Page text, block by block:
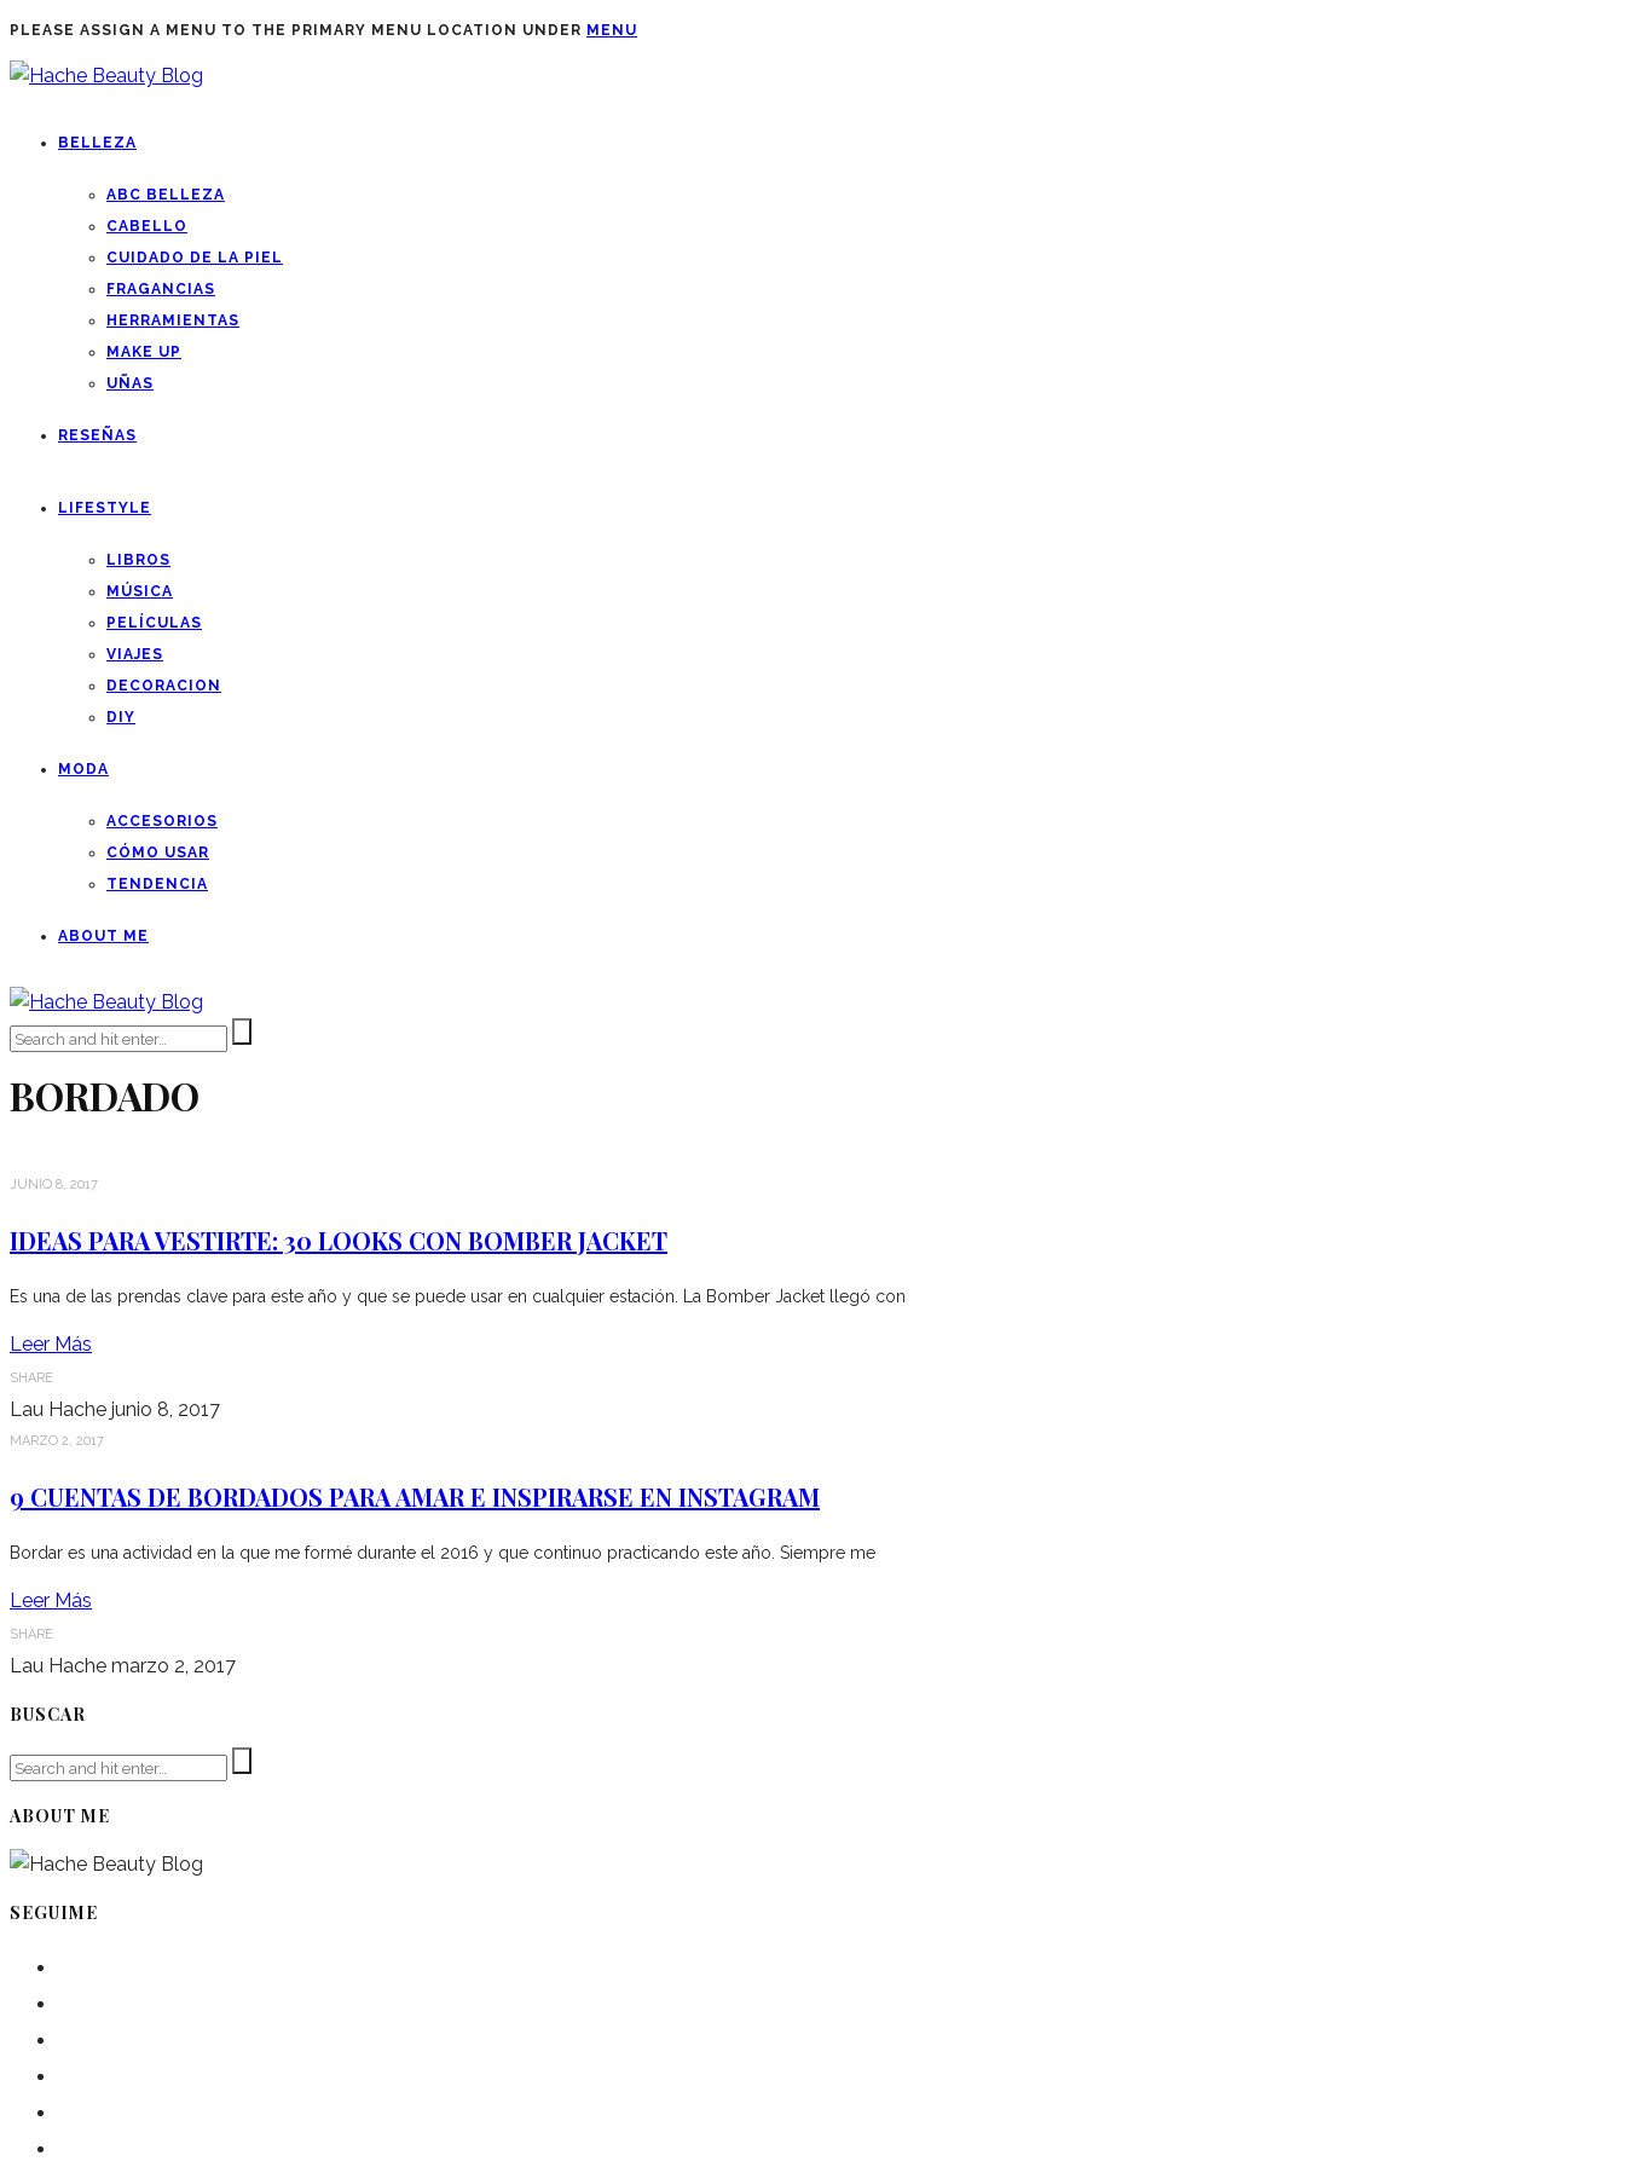
PLEASE ASSIGN A MENU TO THE PRIMARY MENU LOCATION UNDER MENU
BELLEZA
ABC BELLEZA
CABELLO
CUIDADO DE LA PIEL
FRAGANCIAS
HERRAMIENTAS
MAKE UP
UÑAS
RESEÑAS
LIFESTYLE
LIBROS
MÚSICA
PELÍCULAS
VIAJES
DECORACION
DIY
MODA
ACCESORIOS
CÓMO USAR
TENDENCIA
ABOUT ME
BORDADO
JUNIO 8, 2017
IDEAS PARA VESTIRTE: 30 LOOKS CON BOMBER JACKET
Es una de las prendas clave para este año y que se puede usar en cualquier estación. La Bomber Jacket llegó con
Leer Más
SHARE
Lau Hache junio 8, 2017
MARZO 2, 2017
9 CUENTAS DE BORDADOS PARA AMAR E INSPIRARSE EN INSTAGRAM
Bordar es una actividad en la que me formé durante el 2016 y que continuo practicando este año. Siempre me
Leer Más
SHARE
Lau Hache marzo 2, 2017
BUSCAR
ABOUT ME
SEGUIME